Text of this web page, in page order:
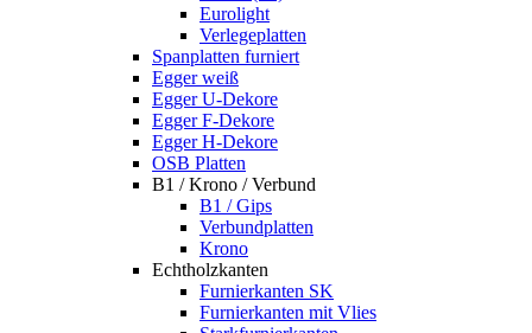
Eurolight
Verlegeplatten
Spanplatten furniert
Egger weiß
Egger U-Dekore
Egger F-Dekore
Egger H-Dekore
OSB Platten
B1 / Krono / Verbund
B1 / Gips
Verbundplatten
Krono
Echtholzkanten
Furnierkanten SK
Furnierkanten mit Vlies